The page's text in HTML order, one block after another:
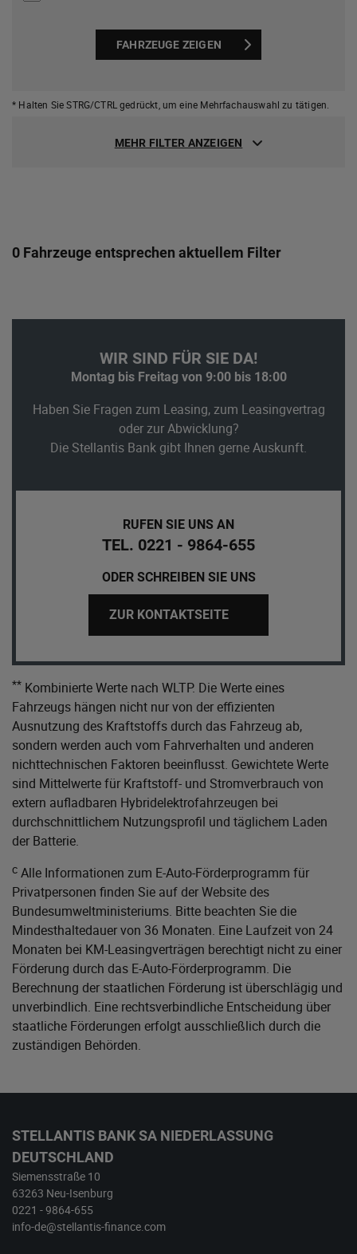
FAHRZEUGE ZEIGEN
* Halten Sie STRG/CTRL gedrückt, um eine Mehrfachauswahl zu tätigen.
MEHR FILTER ANZEIGEN
0 Fahrzeuge entsprechen aktuellem Filter
WIR SIND FÜR SIE DA!
Montag bis Freitag von 9:00 bis 18:00
Haben Sie Fragen zum Leasing, zum Leasingvertrag
oder zur Abwicklung?
Die Stellantis Bank gibt Ihnen gerne Auskunft.
RUFEN SIE UNS AN
TEL. 0221 - 9864-655
ODER SCHREIBEN SIE UNS
ZUR KONTAKTSEITE
** Kombinierte Werte nach WLTP. Die Werte eines
Fahrzeugs hängen nicht nur von der effizienten
Ausnutzung des Kraftstoffs durch das Fahrzeug ab,
sondern werden auch vom Fahrverhalten und anderen
nichttechnischen Faktoren beeinflusst. Gewichtete Werte
sind Mittelwerte für Kraftstoff- und Stromverbrauch von
extern aufladbaren Hybridelektrofahrzeugen bei
durchschnittlichem Nutzungsprofil und täglichem Laden
der Batterie.
c Alle Informationen zum E-Auto-Förderprogramm für
Privatpersonen finden Sie auf der Website des
Bundesumweltministeriums. Bitte beachten Sie die
Mindesthaltedauer von 36 Monaten. Eine Laufzeit von 24
Monaten bei KM-Leasingverträgen berechtigt nicht zu einer
Förderung durch das E-Auto-Förderprogramm. Die
Berechnung der staatlichen Förderung ist überschlägig und
unverbindlich. Eine rechtsverbindliche Entscheidung über
staatliche Förderungen erfolgt ausschließlich durch die
zuständigen Behörden.
STELLANTIS BANK SA NIEDERLASSUNG
DEUTSCHLAND
Siemensstraße 10
63263 Neu-Isenburg
0221 - 9864-655
info-de@stellantis-finance.com